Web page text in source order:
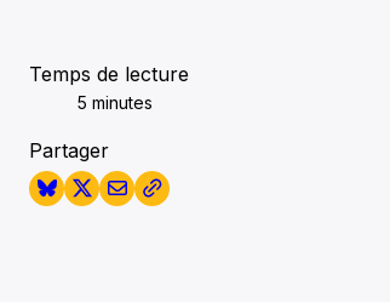
Temps de lecture
5 minutes
Partager